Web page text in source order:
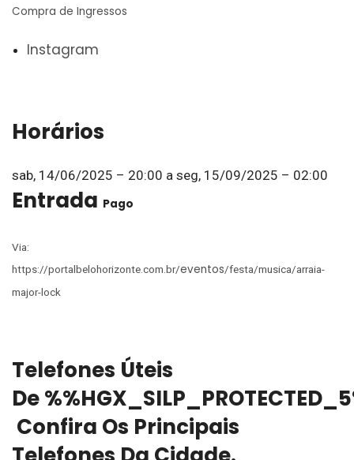
Compra de Ingressos
Instagram
Horários
sab, 14/06/2025 – 20:00 a seg, 15/09/2025 – 02:00
Entrada Pago
Via:
https://portalbelohorizonte.com.br/eventos/festa/musica/arraia-
major-lock
Telefones Úteis
De
Confira Os Principais